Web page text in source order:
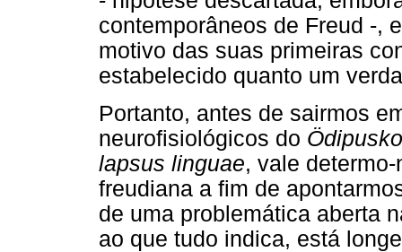
contemporâneos de Freud -,
motivo das suas primeiras
estabelecido quanto um
Portanto, antes de sairmos
neurofisiológicos do
lapsus linguae, vale
freudiana a fim de
de uma problemática aberta
ao que tudo indica, está